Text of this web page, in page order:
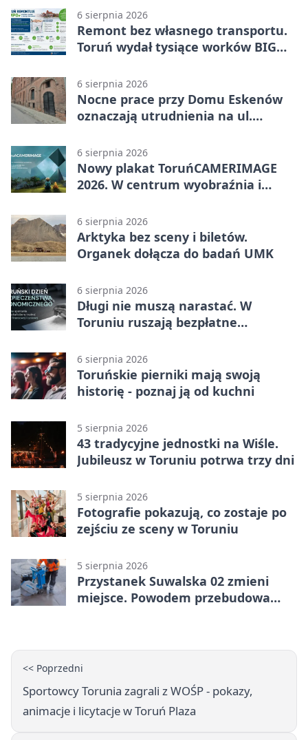
6 sierpnia 2026
Remont bez własnego transportu.
Toruń wydał tysiące worków BIG
6 sierpnia 2026
Nocne prace przy Domu Eskenów
oznaczają utrudnienia na ul.
6 sierpnia 2026
Nowy plakat ToruńCAMERIMAGE
2026. W centrum wyobraźnia i
6 sierpnia 2026
Arktyka bez sceny i biletów.
Organek dołącza do badań UMK
6 sierpnia 2026
Długi nie muszą narastać. W
Toruniu ruszają bezpłatne
6 sierpnia 2026
Toruńskie pierniki mają swoją
historię - poznaj ją od kuchni
5 sierpnia 2026
43 tradycyjne jednostki na Wiśle.
Jubileusz w Toruniu potrwa trzy dni
5 sierpnia 2026
Fotografie pokazują, co zostaje po
zejściu ze sceny w Toruniu
5 sierpnia 2026
Przystanek Suwalska 02 zmieni
miejsce. Powodem przebudowa
<< Poprzedni
Sportowcy Torunia zagrali z WOŚP - pokazy,
animacje i licytacje w Toruń Plaza